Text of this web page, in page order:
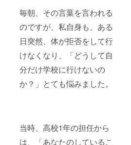
毎朝、その言葉を言われる
のですが、私自身も、ある
日突然、体が拒否をして行
けなくなり、「どうして自
分だけ学校に行けないの
か？」とても悩みました。
当時、高校1年の担任から
は、「あなたのしているこ